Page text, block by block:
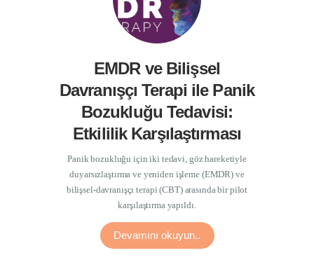
EMDR ve Bilişsel
Davranışçı Terapi ile Panik
Bozukluğu Tedavisi:
Etkililik Karşılaştırması
Panik bozukluğu için iki tedavi, göz hareketiyle
duyarsızlaştırma ve yeniden işleme (EMDR) ve
bilişsel-davranışçı terapi (CBT) arasında bir pilot
karşılaştırma yapıldı.
Devamını okuyun..